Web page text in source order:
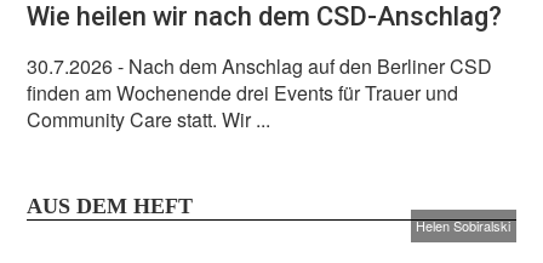
Wie heilen wir nach dem CSD-Anschlag?
30.7.2026- Nach dem Anschlag auf den Berliner CSD
finden am Wochenende drei Events für Trauer und
Community Care statt. Wir ...
AUS DEM HEFT
Helen Sobiralski